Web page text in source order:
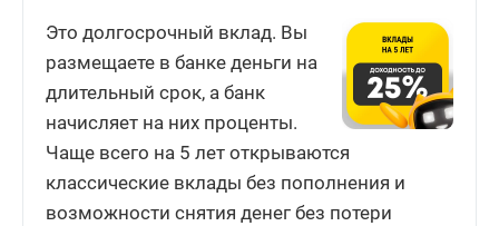
Это долгосрочный вклад. Вы
размещаете в банке деньги на
длительный срок, а банк
начисляет на них проценты.
Чаще всего на 5 лет открываются
классические вклады без пополнения и
возможности снятия денег без потери